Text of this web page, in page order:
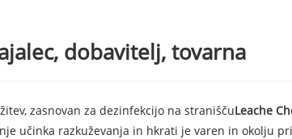
dobavitelj, tovarna
zasnovan za dezinfekcijo na straniščuLeache
učinka razkuževanja in hkrati je varen in okolju